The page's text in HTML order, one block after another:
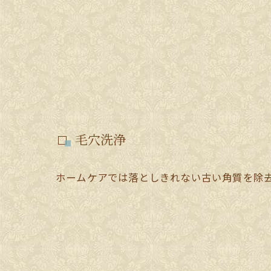
毛穴洗浄
ホームケアでは落としきれない古い角質を除